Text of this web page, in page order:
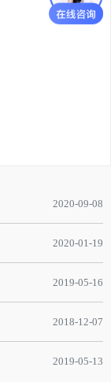
2020-09-08
2020-01-19
2019-05-16
2018-12-07
2019-05-13